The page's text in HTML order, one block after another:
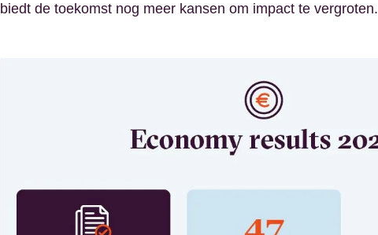
biedt de toekomst nog meer kansen om impact te vergroten.